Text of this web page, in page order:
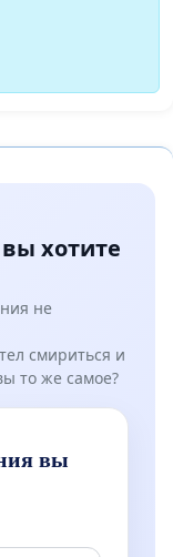
вы хотите
не
смириться и
то же самое?
вы